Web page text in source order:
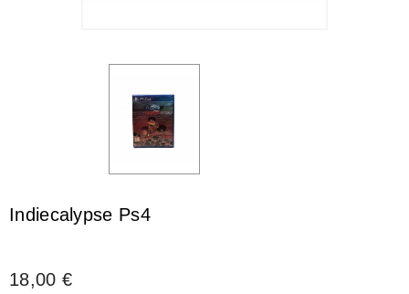
Indiecalypse Ps4
18,00 €